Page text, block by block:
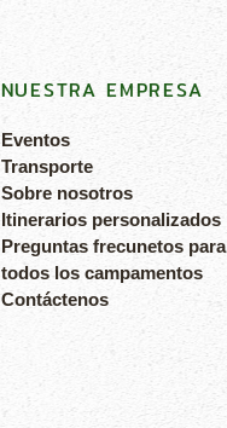
NUESTRA EMPRESA
Eventos
Transporte
Sobre nosotros
Itinerarios personalizados
Preguntas frecunetos para
todos los campamentos
Contáctenos